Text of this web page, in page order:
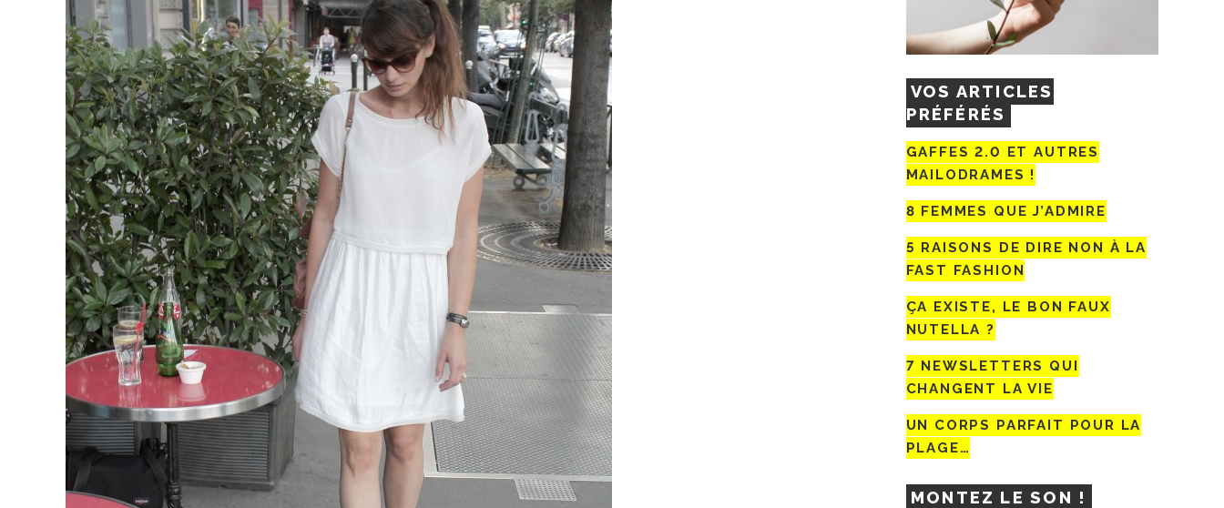
VOS ARTICLES
PRÉFÉRÉS
GAFFES 2.0 ET AUTRES
MAILODRAMES !
8 FEMMES QUE J’ADMIRE
5 RAISONS DE DIRE NON À LA
FAST FASHION
ÇA EXISTE, LE BON FAUX
NUTELLA ?
7 NEWSLETTERS QUI
CHANGENT LA VIE
UN CORPS PARFAIT POUR LA
PLAGE…
MONTEZ LE SON !